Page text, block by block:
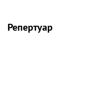
Репертуар